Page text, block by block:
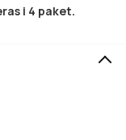
i 4 paket.